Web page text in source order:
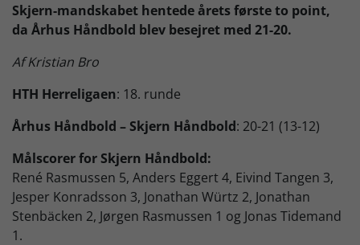
Skjern Bank Grand Prix
Nyhedsbrev
Skjern-mandskabet hentede årets første to point,
da Århus Håndbold blev besejret med 21-20.
Af Kristian Bro
HTH Herreligaen: 18. runde
Århus Håndbold – Skjern Håndbold: 20-21 (13-12)
Målscorer for Skjern Håndbold:
René Rasmussen 5, Anders Eggert 4, Eivind Tangen 3,
Jesper Konradsson 3, Jonathan Würtz 2, Jonathan
Stenbäcken 2, Jørgen Rasmussen 1 og Jonas Tidemand
1.